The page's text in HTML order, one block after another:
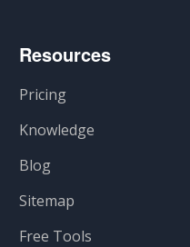
Resources
Pricing
Knowledge
Blog
Sitemap
Free Tools